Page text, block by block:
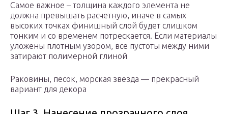
Самое важное – толщина каждого элемента не
должна превышать расчетную, иначе в самых
высоких точках финишный слой будет слишком
тонким и со временем потрескается. Если материалы
уложены плотным узором, все пустоты между ними
затирают полимерной глиной
Раковины, песок, морская звезда — прекрасный
вариант для декора